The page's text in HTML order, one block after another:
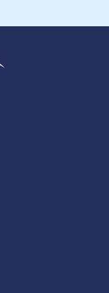
du pays.
musique
les plus à
les